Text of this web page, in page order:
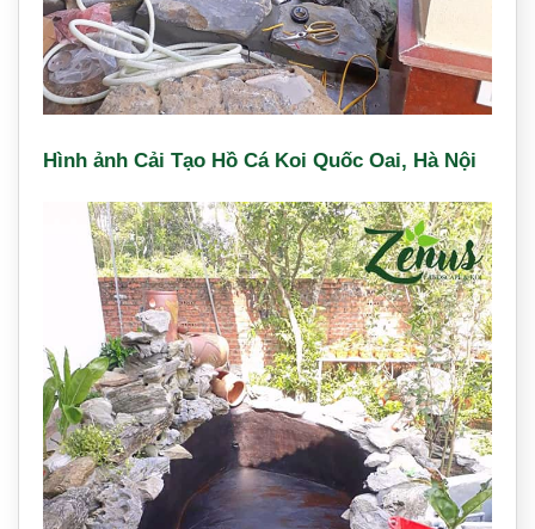
Hình ảnh Cải Tạo Hồ Cá Koi Quốc Oai, Hà Nội